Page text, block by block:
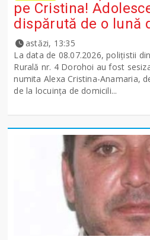
pe Cristina!
dispărută de o lună
astăzi, 13:35
La data de 08.07.2026, polițistii
Rurală nr. 4 Dorohoi au fost
numita Alexa Cristina-Anamaria,
de la locuința de domicili...